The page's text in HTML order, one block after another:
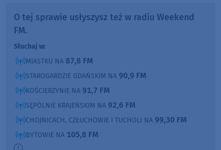
O tej sprawie usłyszysz też w radiu Weekend
FM.
Słuchaj w:
MIASTKU NA 87,8 FM
STAROGARDZIE GDAŃSKIM NA 90,9 FM
KOŚCIERZYNIE NA 91,7 FM
SĘPÓLNIE KRAJEŃSKIM NA 92,6 FM
CHOJNICACH, CZŁUCHOWIE I TUCHOLI NA 99,30 FM
BYTOWIE NA 105,8 FM